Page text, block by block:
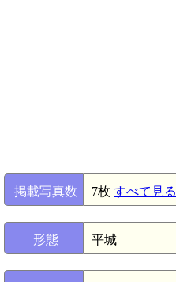
掲載写真数 7枚 すべて見る
形態 平城